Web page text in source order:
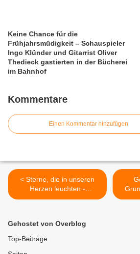
Keine Chance für die
Frühjahrsmüdigkeit – Schauspieler
Ingo Klünder und Gitarrist Oliver
Thedieck gastierten in der Bücherei
im Bahnhof
Kommentare
Einen Kommentar hinzufügen
< Sterne, die in unseren
Herzen leuchten -
Gedenkfeier für
Kuratiekirche
Veitshöchheim
Gehostet von Overblog
Top-Beiträge